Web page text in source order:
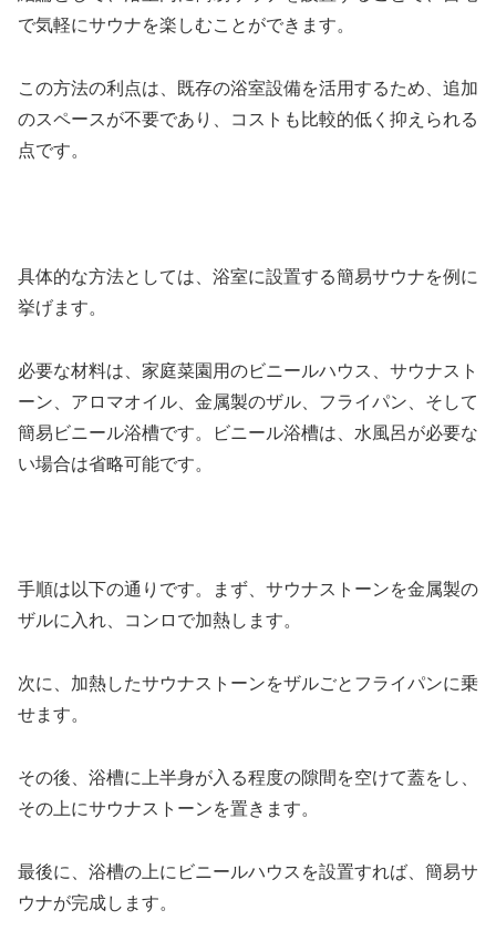
で気軽にサウナを楽しむことができます。
この方法の利点は、既存の浴室設備を活用するため、追加
のスペースが不要であり、コストも比較的低く抑えられる
点です。
具体的な方法としては、浴室に設置する簡易サウナを例に
挙げます。
必要な材料は、家庭菜園用のビニールハウス、サウナスト
ーン、アロマオイル、金属製のザル、フライパン、そして
簡易ビニール浴槽です。ビニール浴槽は、水風呂が必要な
い場合は省略可能です。
手順は以下の通りです。まず、サウナストーンを金属製の
ザルに入れ、コンロで加熱します。
次に、加熱したサウナストーンをザルごとフライパンに乗
せます。
その後、浴槽に上半身が入る程度の隙間を空けて蓋をし、
その上にサウナストーンを置きます。
最後に、浴槽の上にビニールハウスを設置すれば、簡易サ
ウナが完成します。